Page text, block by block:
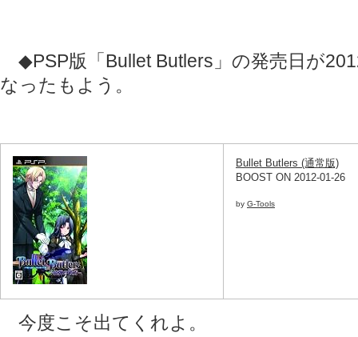
◆PSP版「Bullet Butlers」の発売日が
なったもよう。
Bullet Butlers (通常版)
BOOST ON 2012-01-26
by G-Tools
今度こそ出てくれよ。